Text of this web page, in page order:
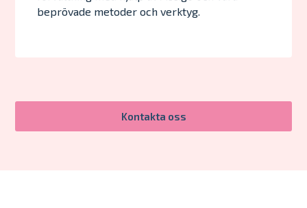
beprövade metoder och verktyg.
Kontakta oss